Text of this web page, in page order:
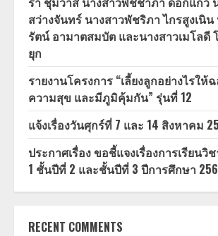
สว่างจันทร์ นางสาวพัชริภา ไกรสูงเนิน
รัตน์ อามาตสมบัต และนางสาวเมโลดี
ยุก
รายงานโครงการ “เลี้ยงลูกอย่างไรให้
ความสุข และมีภูมิคุ้มกัน” รุ่นที่ 12
แจ้งเรื่องวันศุกร์ที่ 7 และ 14 สิงหาคม
ประกาศเรื่อง ขอชี้แจงเรื่องการเรียน
1 ชั้นปีที่ 2 และชั้นปีที่ 3 ปีการศึกษา
RECENT COMMENTS